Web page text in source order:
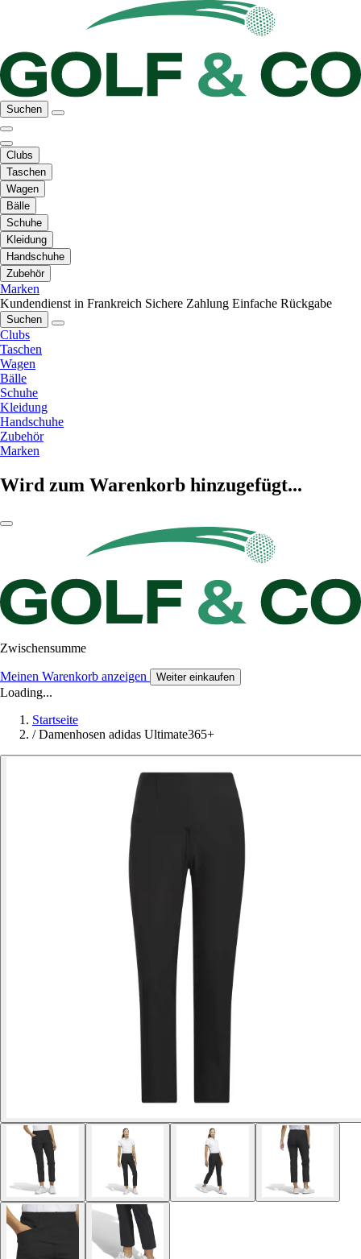
Suchen
Clubs
Taschen
Wagen
Bälle
Schuhe
Kleidung
Handschuhe
Zubehör
Marken
Kundendienst in Frankreich Sichere Zahlung Einfache Rückgabe
Suchen
Clubs
Taschen
Wagen
Bälle
Schuhe
Kleidung
Handschuhe
Zubehör
Marken
Wird zum Warenkorb hinzugefügt...
Zwischensumme
Meinen Warenkorb anzeigen Weiter einkaufen
Loading...
Startseite
/ Damenhosen adidas Ultimate365+